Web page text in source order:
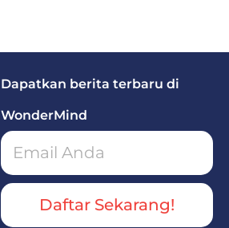
Dapatkan berita terbaru di
WonderMind
Daftar Sekarang!